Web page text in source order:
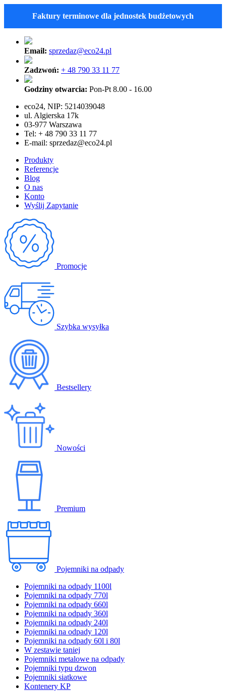
Faktury terminowe dla jednostek budżetowych
Email: sprzedaz@eco24.pl
Zadzwoń: + 48 790 33 11 77
Godziny otwarcia: Pon-Pt 8.00 - 16.00
eco24, NIP: 5214039048
ul. Algierska 17k
03-977 Warszawa
Tel: + 48 790 33 11 77
E-mail: sprzedaz@eco24.pl
Produkty
Referencje
Blog
O nas
Konto
Wyślij Zapytanie
Promocje
Szybka wysyłka
Bestsellery
Nowości
Premium
Pojemniki na odpady
Pojemniki na odpady 1100l
Pojemniki na odpady 770l
Pojemniki na odpady 660l
Pojemniki na odpady 360l
Pojemniki na odpady 240l
Pojemniki na odpady 120l
Pojemniki na odpady 60l i 80l
W zestawie taniej
Pojemniki metalowe na odpady
Pojemniki typu dzwon
Pojemniki siatkowe
Kontenery KP